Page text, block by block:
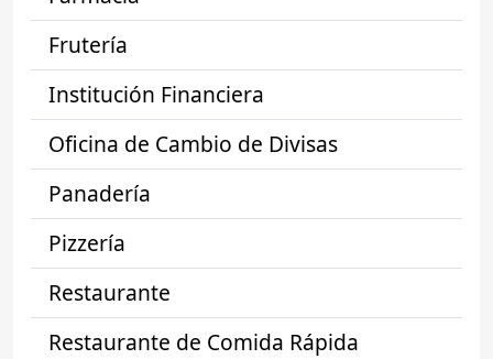
Frutería
Institución Financiera
Oficina de Cambio de Divisas
Panadería
Pizzería
Restaurante
Restaurante de Comida Rápida